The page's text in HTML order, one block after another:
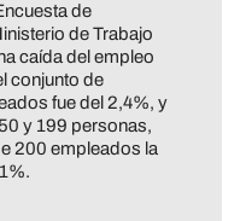
de
de Trabajo
caída del empleo
conjunto de
fue del 2,4%, y
y 199 personas,
200 empleados la